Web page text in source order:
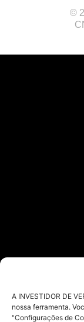
A INVESTIDOR DE
nossa ferramenta.
"Configurações de
©